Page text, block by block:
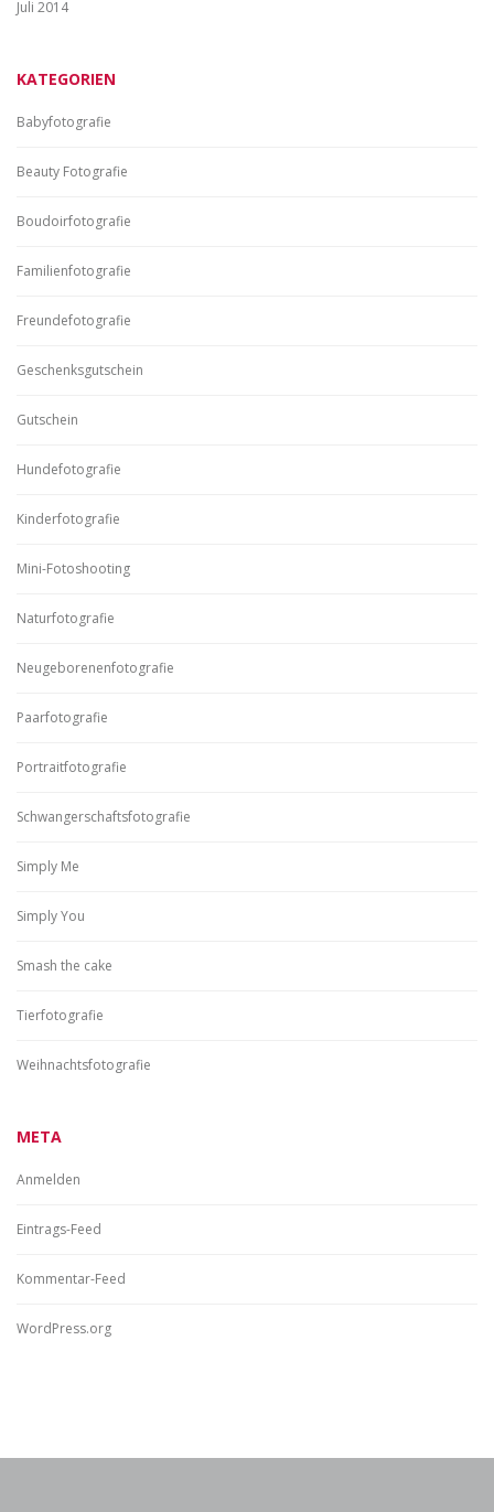
Juli 2014
KATEGORIEN
Babyfotografie
Beauty Fotografie
Boudoirfotografie
Familienfotografie
Freundefotografie
Geschenksgutschein
Gutschein
Hundefotografie
Kinderfotografie
Mini-Fotoshooting
Naturfotografie
Neugeborenenfotografie
Paarfotografie
Portraitfotografie
Schwangerschaftsfotografie
Simply Me
Simply You
Smash the cake
Tierfotografie
Weihnachtsfotografie
META
Anmelden
Eintrags-Feed
Kommentar-Feed
WordPress.org